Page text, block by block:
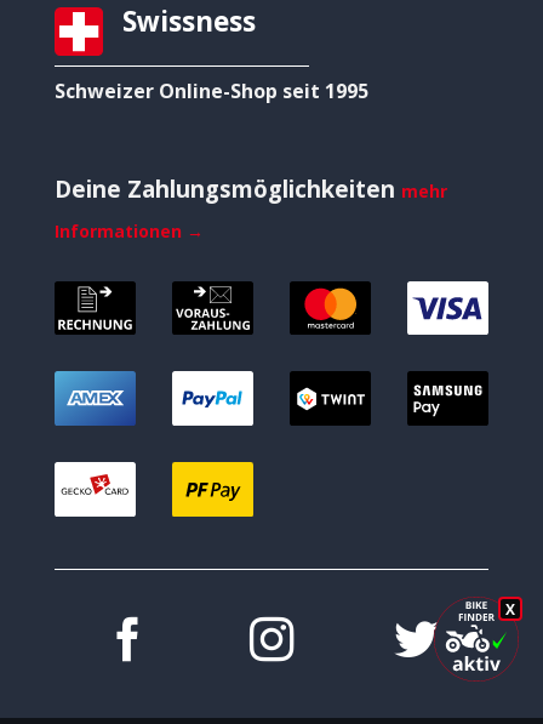
X
Swissness
Schweizer Online-Shop seit 1995
Deine Zahlungsmöglichkeiten mehr
Informationen →